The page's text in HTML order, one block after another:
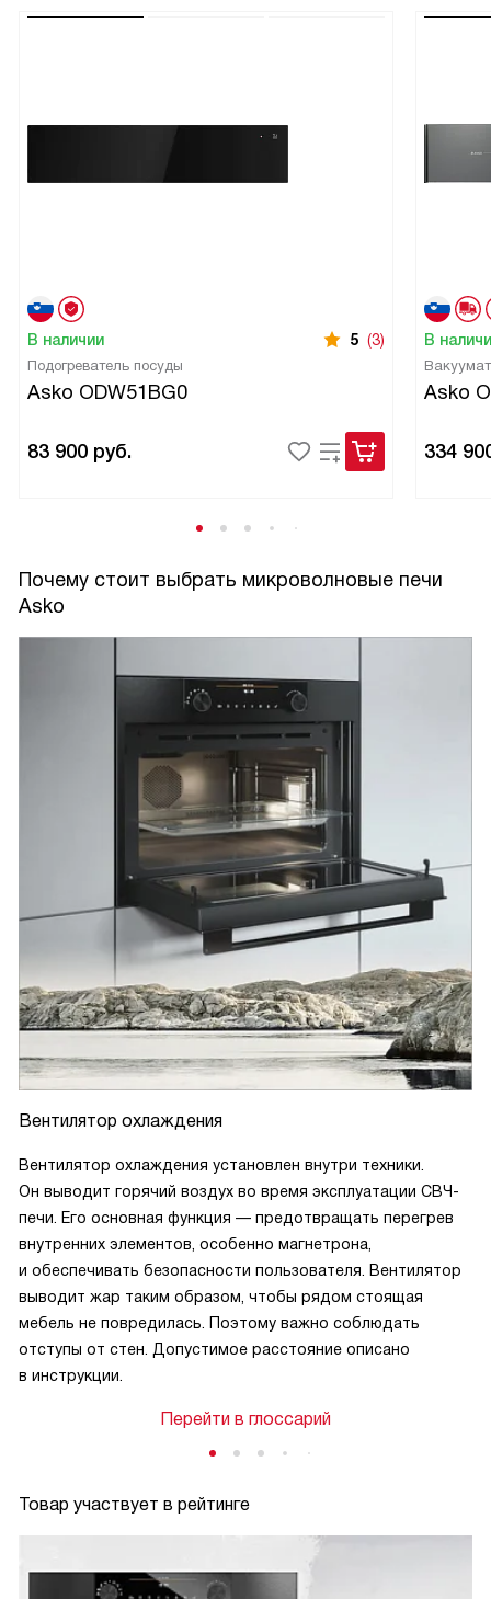
В наличии 5 (3)
Подогреватель посуды
Asko ODW51BG0
83 900 руб.
В
Asko
334
Почему стоит выбрать микроволновые печи
Asko
Вентилятор охлаждения
Вентилятор охлаждения установлен внутри техники.
Он выводит горячий воздух во время эксплуатации СВЧ-
печи. Его основная функция — предотвращать перегрев
внутренних элементов, особенно магнетрона,
и обеспечивать безопасности пользователя. Вентилятор
выводит жар таким образом, чтобы рядом стоящая
мебель не повредилась. Поэтому важно соблюдать
отступы от стен. Допустимое расстояние описано
в инструкции.
Перейти в глоссарий
Товар участвует в рейтинге